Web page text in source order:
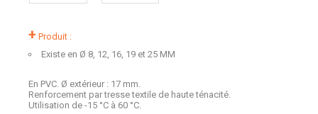
+ Produit :
Existe en Ø 8, 12, 16, 19 et 25 MM
En PVC. Ø extérieur : 17 mm.
Renforcement par tresse textile de haute ténacité.
Utilisation de -15 °C à 60 °C.